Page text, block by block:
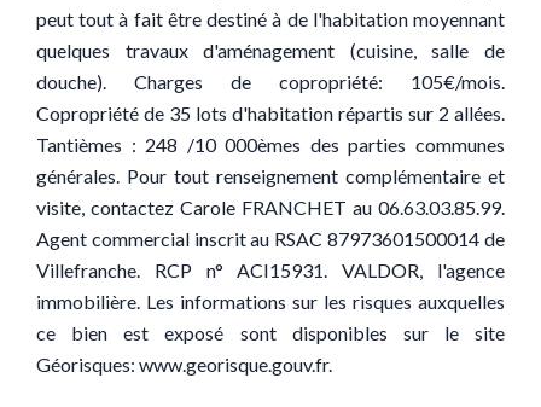
peut tout à fait être destiné à de l'habitation moyennant
quelques travaux d'aménagement (cuisine, salle de
douche). Charges de copropriété: 105€/mois.
Copropriété de 35 lots d'habitation répartis sur 2 allées.
Tantièmes : 248 /10 000èmes des parties communes
générales. Pour tout renseignement complémentaire et
visite, contactez Carole FRANCHET au 06.63.03.85.99.
Agent commercial inscrit au RSAC 87973601500014 de
Villefranche. RCP n° ACI15931. VALDOR, l'agence
immobilière. Les informations sur les risques auxquelles
ce bien est exposé sont disponibles sur le site
Géorisques: www.georisque.gouv.fr.